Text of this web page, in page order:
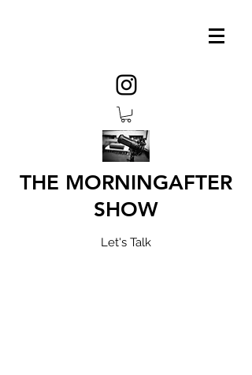
THE MORNINGAFTER
SHOW
Let's Talk